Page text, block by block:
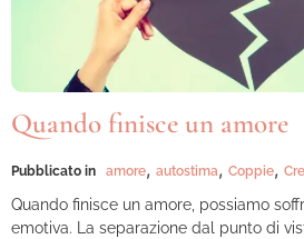
Quando finisce un amore
Pubblicato in amore, autostima, Coppie,
Quando finisce un amore, possiamo
emotiva. La separazione dal punto di